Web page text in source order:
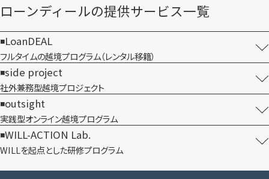
ローンディールの​提供サービス一覧
LoanDEAL
フルタイムの越境プログラム​（レンタル移籍）
side project
社外兼務型​越境プロジェクト
outsight
実践型オンライン​越境プログラム
WILL-ACTION Lab.
WILLを​起点とした​研修プログラム